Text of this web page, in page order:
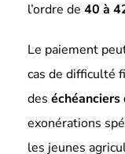
l’ordre de 40 à
Le paiement
cas de difficulté
des
exonérations
les jeunes